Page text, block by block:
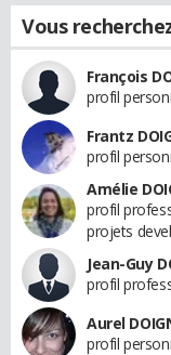
Vous
François
profil
Frantz
profil
Amélie
profil
projets
Jean-Guy
profil
Aurel
profil